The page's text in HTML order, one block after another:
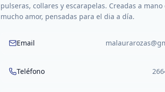
pulseras, collares y escarapelas. Creadas a mano
mucho amor, pensadas para el dia a día.
Email
Teléfono